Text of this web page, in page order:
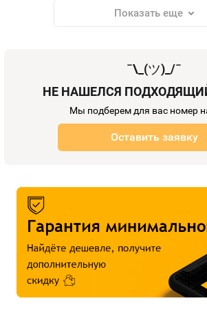
Показать еще
¯\_(ツ)_/¯
НЕ НАШЕЛСЯ
Мы подберем для вас номер
Оставить заявку